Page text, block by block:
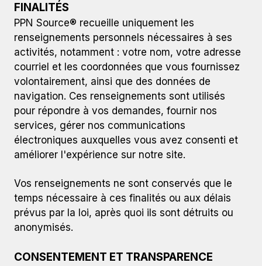
FINALITÉS
PPN Source® recueille uniquement les
renseignements personnels nécessaires à ses
activités, notamment : votre nom, votre adresse
courriel et les coordonnées que vous fournissez
volontairement, ainsi que des données de
navigation. Ces renseignements sont utilisés
pour répondre à vos demandes, fournir nos
services, gérer nos communications
électroniques auxquelles vous avez consenti et
améliorer l'expérience sur notre site.
Vos renseignements ne sont conservés que le
temps nécessaire à ces finalités ou aux délais
prévus par la loi, après quoi ils sont détruits ou
anonymisés.
CONSENTEMENT ET TRANSPARENCE